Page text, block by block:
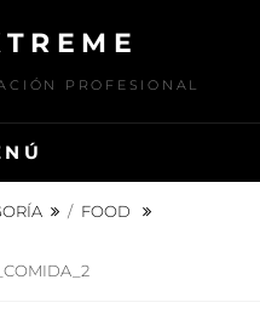
PROFESIONAL
/ FOOD